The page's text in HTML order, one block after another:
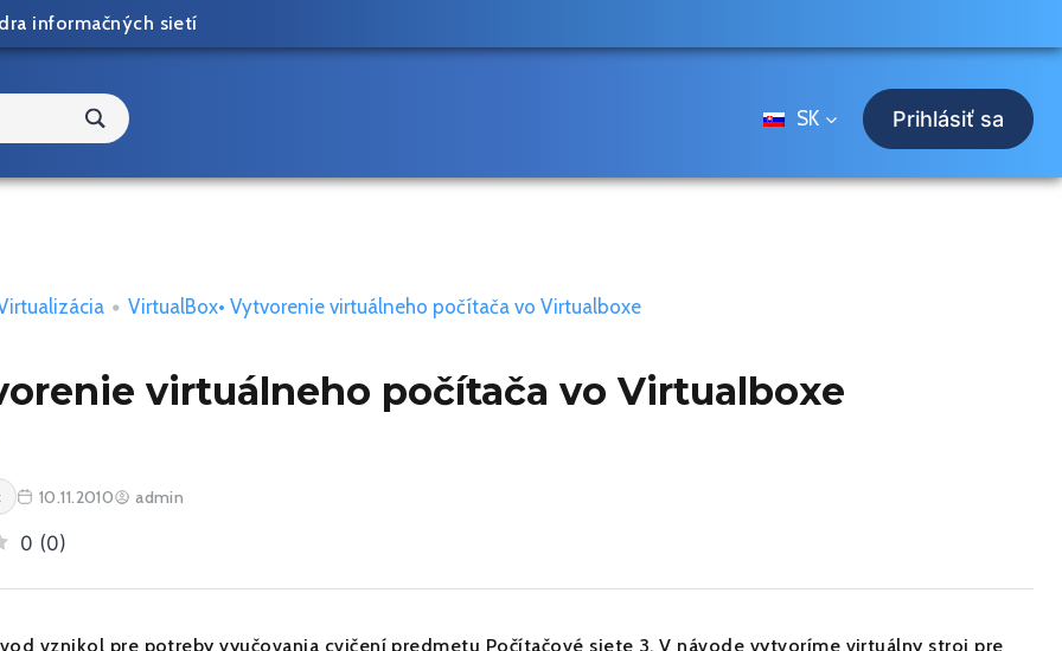
informačných sietí
SK Prihlásiť sa
• VirtualBox• Vytvorenie virtuálneho počítača vo Virtualboxe
virtuálneho počítača vo Virtualboxe
10.11.2010 admin
0 (0)
vznikol pre potreby vyučovania cvičení predmetu Počítačové siete 3. V návode vytvoríme virtuálny stroj pre